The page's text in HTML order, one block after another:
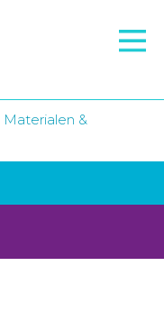
Materialen &